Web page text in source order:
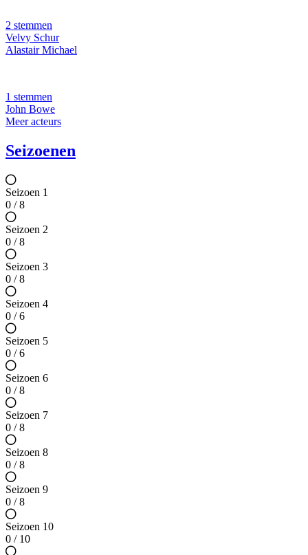
2 stemmen
Velvy Schur
Alastair Michael
1 stemmen
John Bowe
Meer acteurs
Seizoenen
Seizoen 1
0 / 8
Seizoen 2
0 / 8
Seizoen 3
0 / 8
Seizoen 4
0 / 6
Seizoen 5
0 / 6
Seizoen 6
0 / 8
Seizoen 7
0 / 8
Seizoen 8
0 / 8
Seizoen 9
0 / 8
Seizoen 10
0 / 10